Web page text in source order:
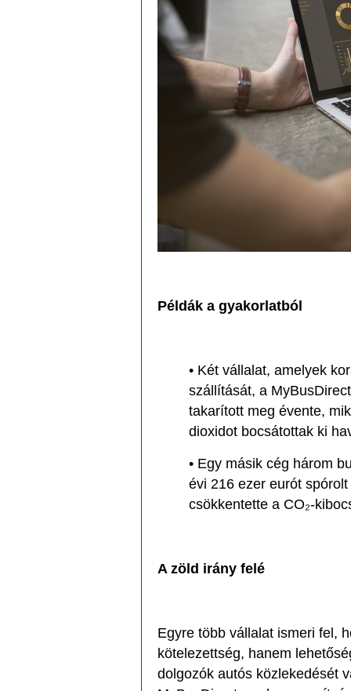
Példák a gyakorlatból
• Két vállalat, amelyek
szállítását, a
takarított meg évente,
dioxidot bocsátottak ki
• Egy másik cég három
évi 216 ezer eurót
csökkentette a CO₂-
A zöld irány felé
Egyre több vállalat ismeri fel,
kötelezettség, hanem
dolgozók autós közlekedését